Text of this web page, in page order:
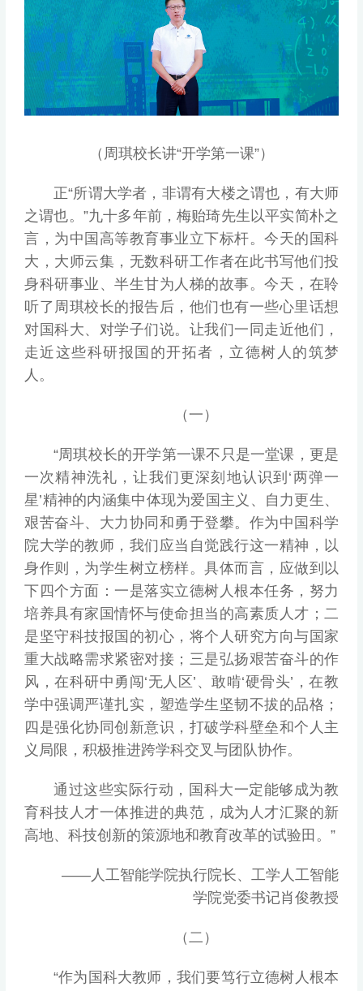
（周琪校长讲“开学第一课”）
正“所谓大学者，非谓有大楼之谓也，有大师
之谓也。”九十多年前，梅贻琦先生以平实简朴之
言，为中国高等教育事业立下标杆。今天的国科
大，大师云集，无数科研工作者在此书写他们投
身科研事业、半生甘为人梯的故事。今天，在聆
听了周琪校长的报告后，他们也有一些心里话想
对国科大、对学子们说。让我们一同走近他们，
走近这些科研报国的开拓者，立德树人的筑梦
人。
（一）
“周琪校长的开学第一课不只是一堂课，更是
一次精神洗礼，让我们更深刻地认识到‘两弹一
星’精神的内涵集中体现为爱国主义、自力更生、
艰苦奋斗、大力协同和勇于登攀。作为中国科学
院大学的教师，我们应当自觉践行这一精神，以
身作则，为学生树立榜样。具体而言，应做到以
下四个方面：一是落实立德树人根本任务，努力
培养具有家国情怀与使命担当的高素质人才；二
是坚守科技报国的初心，将个人研究方向与国家
重大战略需求紧密对接；三是弘扬艰苦奋斗的作
风，在科研中勇闯‘无人区’、敢啃‘硬骨头’，在教
学中强调严谨扎实，塑造学生坚韧不拔的品格；
四是强化协同创新意识，打破学科壁垒和个人主
义局限，积极推进跨学科交叉与团队协作。
通过这些实际行动，国科大一定能够成为教
育科技人才一体推进的典范，成为人才汇聚的新
高地、科技创新的策源地和教育改革的试验田。”
——人工智能学院执行院长、工学人工智能
学院党委书记肖俊教授
（二）
“作为国科大教师，我们要笃行立德树人根本